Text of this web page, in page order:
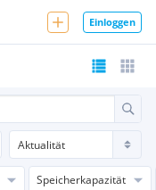
Einloggen
Speicherkapazität